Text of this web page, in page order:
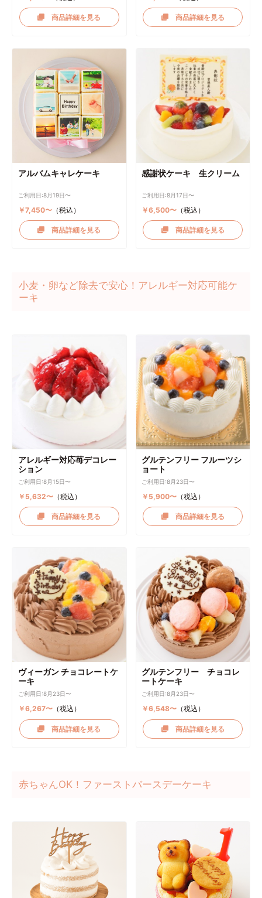
商品詳細を見る 商品詳細を見る
アルバムキャレケーキ
ご利用日:8月19日〜
￥7,450〜（税込）
商品詳細を見る
感謝状ケーキ 生クリーム
ご利用日:8月17日〜
￥6,500〜 （税込）
商品詳細を見る
小麦・卵など除去で安心！アレルギー対応可能ケ
ーキ
アレルギー対応苺デコレー
ション
ご利用日:8月15日〜
￥5,632〜（税込）
商品詳細を見る
グルテンフリー フルーツシ
ョート
ご利用日:8月23日〜
￥5,900〜 （税込）
商品詳細を見る
ヴィーガン チョコレートケ
ーキ
ご利用日:8月23日〜
￥6,267〜（税込）
商品詳細を見る
グルテンフリー チョコレ
ートケーキ
ご利用日:8月23日〜
￥6,548〜 （税込）
商品詳細を見る
赤ちゃんOK！ファーストバースデーケーキ